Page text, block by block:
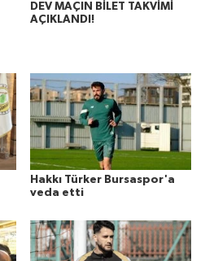
DEV MAÇIN BİLET TAKVİMİ
AÇIKLANDI!
Hakkı Türker Bursaspor'a
veda etti